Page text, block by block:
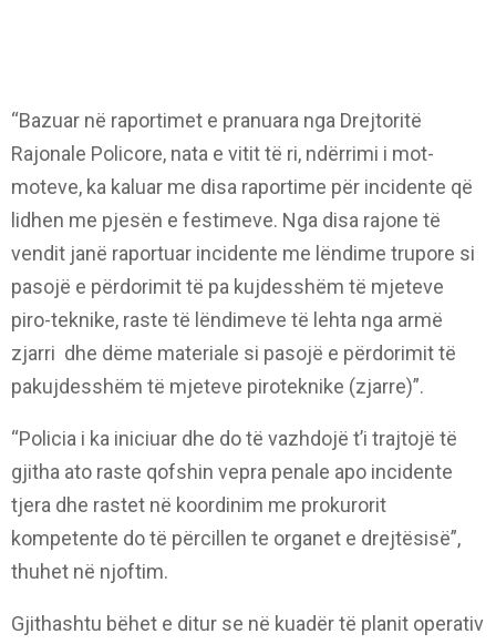
“Bazuar në raportimet e pranuara nga Drejtoritë
Rajonale Policore, nata e vitit të ri, ndërrimi i mot-
moteve, ka kaluar me disa raportime për incidente që
lidhen me pjesën e festimeve. Nga disa rajone të
vendit janë raportuar incidente me lëndime trupore si
pasojë e përdorimit të pa kujdesshëm të mjeteve
piro-teknike, raste të lëndimeve të lehta nga armë
zjarri dhe dëme materiale si pasojë e përdorimit të
pakujdesshëm të mjeteve piroteknike (zjarre)”.
“Policia i ka iniciuar dhe do të vazhdojë t’i trajtojë të
gjitha ato raste qofshin vepra penale apo incidente
tjera dhe rastet në koordinim me prokurorit
kompetente do të përcillen te organet e drejtësisë”,
thuhet në njoftim.
Gjithashtu bëhet e ditur se në kuadër të planit operativ